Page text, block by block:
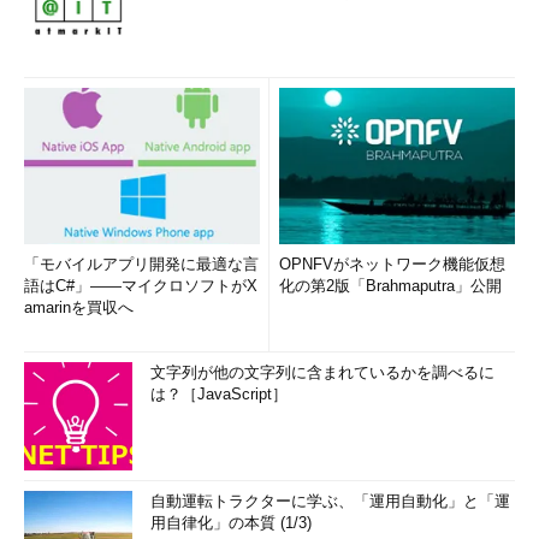
「モバイルアプリ開発に最適な言
語はC#」――マイクロソフトがX
amarinを買収へ
OPNFVがネットワーク機能仮想
化の第2版「Brahmaputra」公開
文字列が他の文字列に含まれているかを調べるに
は？［JavaScript］
自動運転トラクターに学ぶ、「運用自動化」と「運
用自律化」の本質 (1/3)